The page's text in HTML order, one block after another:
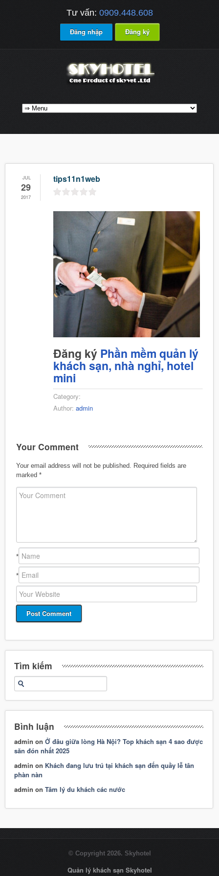
Tư vấn: 0909.448.608
Đăng nhập Đăng ký
JUL
29
2017
tips11n1web
Đăng ký Phần mềm quản lý
khách sạn, nhà nghỉ, hotel
mini
Category:
Author: admin
Your Comment
Your email address will not be published.
Required fields are
marked *
*
*
Tìm kiếm
Bình luận
admin onỞ đâu giữa lòng Hà Nội? Top khách sạn 4 sao được
săn đón nhất 2025
admin on Khách đang lưu trú tại khách sạn đến quầy lễ tân
phàn nàn
admin onTâm lý du khách các nước
© Copyright 2026. Skyhotel
Quản lý khách sạn Skyhotel